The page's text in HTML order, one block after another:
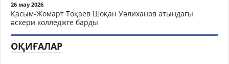
26 мау 2026
Қасым-Жомарт Тоқаев Шоқан Уәлиханов атындағы
әскери колледжге барды
ОҚИҒАЛАР